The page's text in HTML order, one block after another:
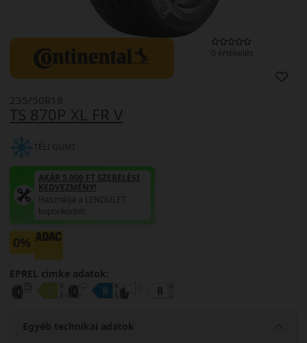
0 értékelés
TS 870P XL FR V
235/50R18
TÉLI GUMI
AKÁR 5.000 FT SZERELÉSI
KEDVEZMÉNY!
Használja a LENDÜLET
kuponkódot!
0%
EPREL cimke adatok:
Egyéb technikai adatok